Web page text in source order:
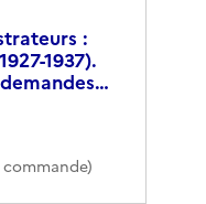
:
1937).
commande)